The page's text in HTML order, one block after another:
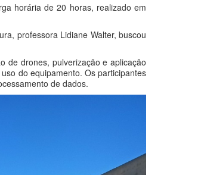
horária de 20 horas, realizado em
professora Lidiane Walter, buscou
de drones, pulverização e aplicação
do equipamento. Os participantes
de dados.